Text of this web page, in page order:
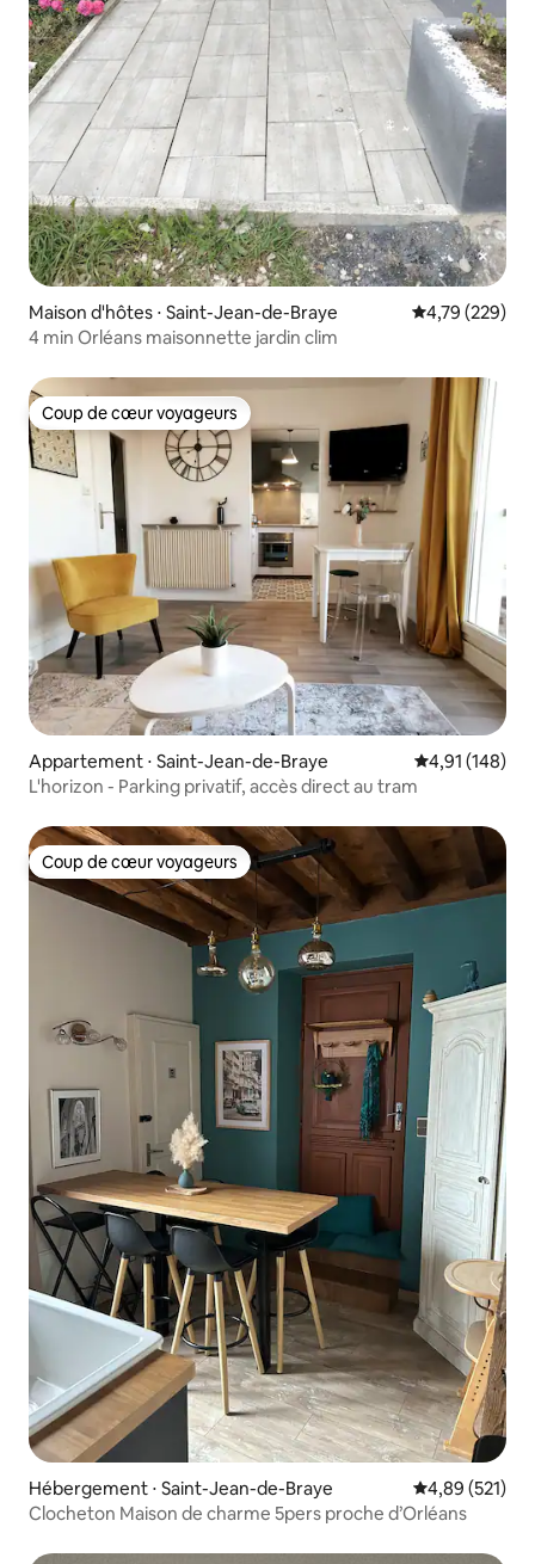
Maison d'hôtes ⋅ Saint-Jean-de-Braye Évaluation
4,79 (229)
4 min Orléans maisonnette jardin clim
Coup de cœur voyageurs
Coup de cœur voyageurs
Appartement ⋅ Saint-Jean-de-Braye Évaluation
4,91 (148)
L'horizon - Parking privatif, accès direct au tram
Coup de cœur voyageurs
Coup de cœur voyageurs
Hébergement ⋅ Saint-Jean-de-Braye Évaluation
4,89 (521)
Clocheton Maison de charme 5pers proche d’Orléans